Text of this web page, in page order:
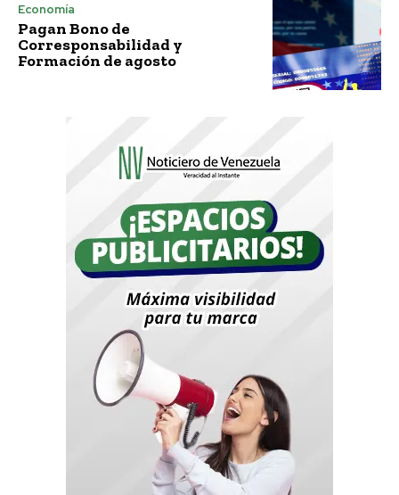
Economía
Pagan Bono de
Corresponsabilidad y
Formación de agosto